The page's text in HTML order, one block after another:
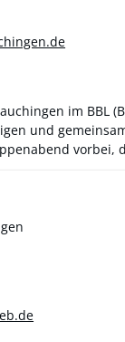
im BBL
und
vorbei,